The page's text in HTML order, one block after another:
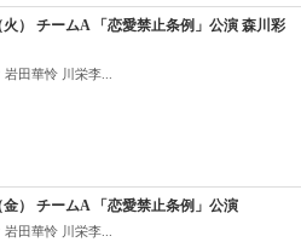
火） チームA 「恋愛禁止条例」公演 森川彩
田華怜 川栄李...
金） チームA 「恋愛禁止条例」公演
田華怜 川栄李...